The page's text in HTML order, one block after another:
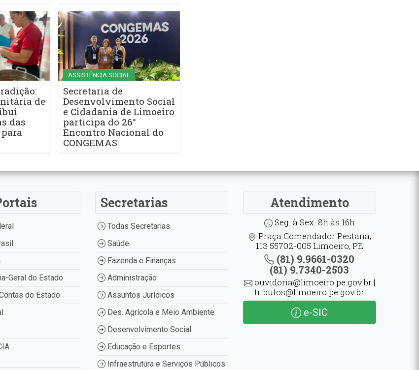
de
das
ASSISTÊNCIA SOCIAL
Secretaria de
Desenvolvimento Social
e Cidadania de Limoeiro
participa do 26°
Encontro Nacional do
CONGEMAS
Geral do Estado
do Estado
Secretarias
Todas Secretarias
Saúde
Fazenda e Finanças
Administração
Assuntos Jurídicos
Des. Agrícola e Meio Ambiente
Desenvolvimento Social
Educação e Esportes
Infraestrutura e Serviços Públicos
Atendimento
Seg. à Sex. 8h às 16h
Praça Comendador Pestana,
113 55702-005 Limoeiro, PE
(81) 9.9661-0320
(81) 9.7340-2503
ouvidoria@limoeiro.pe.gov.br |
tributos@limoeiro.pe.gov.br
e-SIC